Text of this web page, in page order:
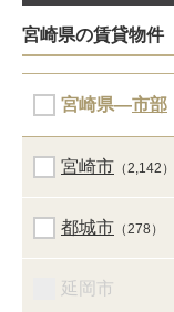
宮崎県の賃貸物件
宮崎県―市部
宮崎市 （2,142）
都城市 （278）
延岡市